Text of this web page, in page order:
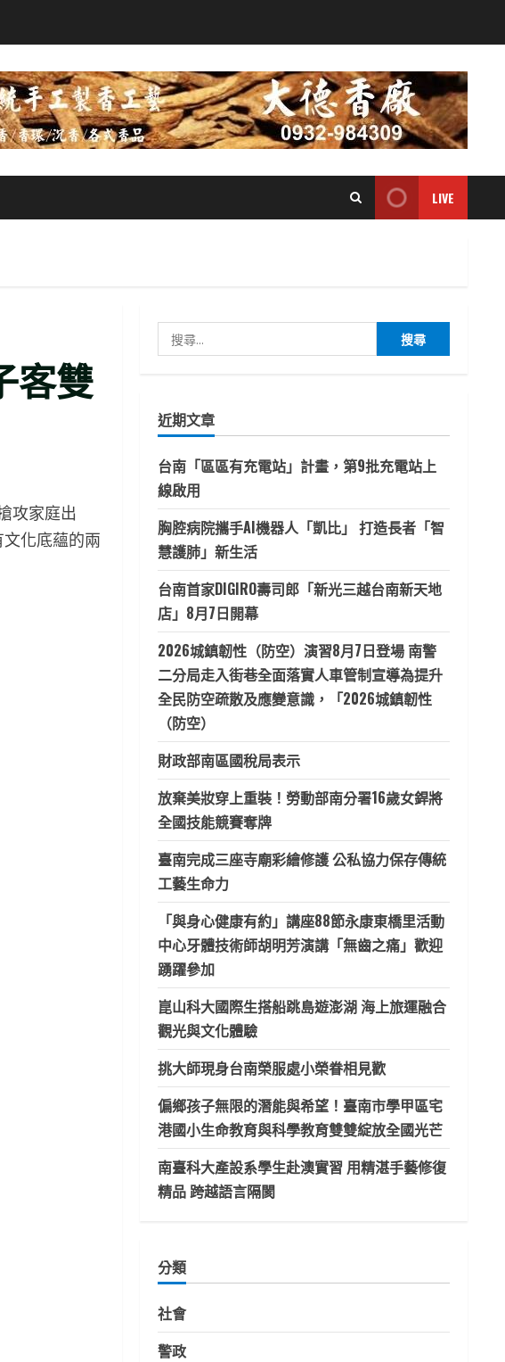
LIVE
客雙
攻家庭出
化底蘊的兩
尋
字:
近期文章
台南「區區有充電站」計畫，第9批充電站上
線啟用
胸腔病院攜手AI機器人「凱比」 打造長者「智
慧護肺」新生活
台南首家DIGIRO壽司郎「新光三越台南新天地
店」8月7日開幕
2026城鎮韌性（防空）演習8月7日登場 南警
二分局走入街巷全面落實人車管制宣導為提升
全民防空疏散及應變意識，「2026城鎮韌性
（防空）
財政部南區國稅局表示
放棄美妝穿上重裝！勞動部南分署16歲女銲將
全國技能競賽奪牌
臺南完成三座寺廟彩繪修護 公私協力保存傳統
工藝生命力
「與身心健康有約」講座88節永康東橋里活動
中心牙體技術師胡明芳演講「無齒之痛」歡迎
踴躍參加
崑山科大國際生搭船跳島遊澎湖 海上旅運融合
觀光與文化體驗
挑大師現身台南榮服處小榮眷相見歡
偏鄉孩子無限的潛能與希望！臺南市學甲區宅
港國小生命教育與科學教育雙雙綻放全國光芒
南臺科大產設系學生赴澳實習 用精湛手藝修復
精品 跨越語言隔閡
分類
社會
警政